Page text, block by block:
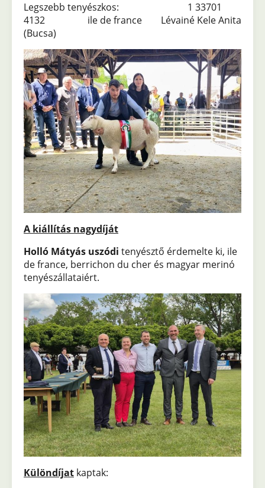
Legszebb tenyészkos: 1 33701
4132 ile de france Lévainé Kele Anita
(Bucsa)
A kiállítás nagydíját
Holló Mátyás uszódi tenyésztő érdemelte ki, ile
de france, berrichon du cher és magyar merinó
tenyészállataiért.
Különdíjat kaptak: